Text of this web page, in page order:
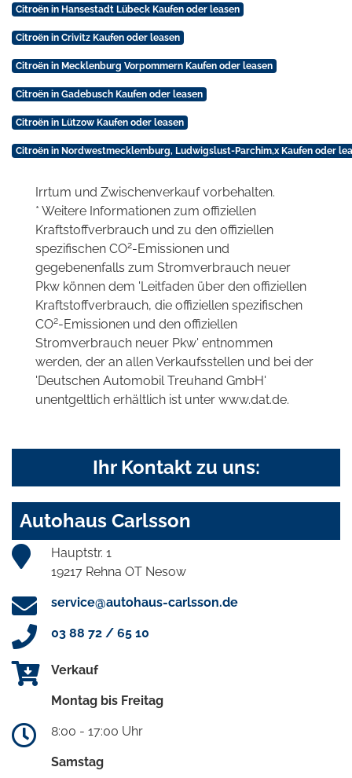
Citroën in Hansestadt Lübeck Kaufen oder leasen
Citroën in Crivitz Kaufen oder leasen
Citroën in Mecklenburg Vorpommern Kaufen oder leasen
Citroën in Gadebusch Kaufen oder leasen
Citroën in Lützow Kaufen oder leasen
Citroën in Nordwestmecklemburg, Ludwigslust-Parchim,x Kaufen oder
Irrtum und Zwischenverkauf vorbehalten.
* Weitere Informationen zum offiziellen
Kraftstoffverbrauch und zu den offiziellen
spezifischen CO2-Emissionen und
gegebenenfalls zum Stromverbrauch neuer
Pkw können dem 'Leitfaden über den offiziellen
Kraftstoffverbrauch, die offiziellen spezifischen
CO2-Emissionen und den offiziellen
Stromverbrauch neuer Pkw' entnommen
werden, der an allen Verkaufsstellen und bei der
'Deutschen Automobil Treuhand GmbH'
unentgeltlich erhältlich ist unter www.dat.de.
Ihr Kontakt zu uns:
Autohaus Carlsson
Hauptstr. 1
19217 Rehna OT Nesow
service@autohaus-carlsson.de
03 88 72 / 65 10
Verkauf
Montag bis Freitag
8:00 - 17:00 Uhr
Samstag